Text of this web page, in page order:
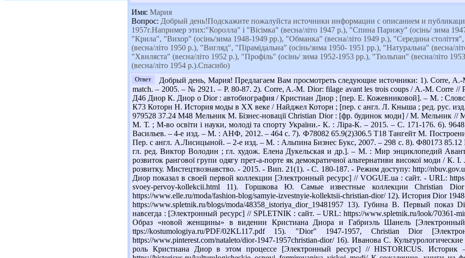
Имя: Мария
Вопрос: Добрый день!Подскажите пожалуйста источники информации с описанием и
1957г.Например этих:"Королла" і "Вісімка" (весна/літо 1947 р.), "Спина Парижу" (осінь/ зима
"Крила", "Вихор" (осінь/зима 1948-1949 рр.), "Обманка" (весна/літо 1949 р.), "Середина
(весна/літо 1950 р.), "Вигляд", "Пірамідальна" (осінь/зима 1950- 1951 рр.), "Натуральна" (весна/
"Хвиляста" (весна/літо 1952 р.), "Профіль" (осінь/ зима 1952-1953 рр.), "Тюльпан" (весна/літо
(весна/літо 1954 р.).Спасибо)
Ответ
Добрый день, Мария! Предлагаем Вам просмотреть следующие источники: 1). Corre,
match. – 2005. – № 2921. – P. 80-87. 2). Corre, A.-M. Dior: filage avant les trois coups / A.-M. Corre //
Д46 Диор К. Диор о Dior : автобиография / Кристиан Диор ; [пер. Е. Кожевниковой]. – М. :
К73 Которн Н. История моды в XX веке / Найджел Которн ; [пер. с англ. Л. Кныша ; ред. рус.
979528 37.24 М48 Мельник М. Бізнес-новації Christian Dior : [фр. будинок моди] / М. Мельник //
М. Т. ; М-во освіти і науки, молоді та спорту України.- К. : Ліра-К. – 2015. – С. 171-176. 6).
Васильев. – 4-е изд. – М. : АНФ, 2012. – 464 с. 7). Ф78082 65.9(2)306.5 Т18 Тангейт М.
Пер. с англ. А.Лисицыной. – 2-е изд. – М. : Альпина Бизнес Букс, 2007. – 298 с. 8). Ф80173
гл. ред. Виктор Володин ; гл. худож. Елена Дукельская и др.]. – М. : Мир энциклопедий
розвиток рангової групи одягу прет-а-порте як демократичної альтернативи високої моди / К.
розвитку. Мистецтвознавство. - 2015. - Вип. 21(1). - С. 180-187. - Режим доступу: http://
Диор показал в своей первой коллекции [Электронный ресурс] // VOGUE.ua : сайт. - URL:
svoey-pervoy-kollekcii.html 11). Горшкова Ю. Самые известные коллекции Christian
https://www.elle.ru/moda/fashion-blog/samyie-izvestnyie-kollektsii-christian-dior/ 12). История Dior
https://www.spletnik.ru/blogs/moda/48358_istoriya_dior_19481957 13). Губина В. Первый
навсегда : [Электронный ресурс] // SPLETNIK : сайт. – URL: https://www.spletnik.ru/look/70361-
Образ «новой женщины» в видении Кристиана Диора и Габриэль Шанель
ttps://kostumologiya.ru/PDF/02KL117.pdf 15). "Dior" 1947-1957, Christian Dior
https://www.pinterest.com/nataleto/dior-1947-1957christian-dior/ 16). Иванова С.
роль Кристиана Диор в этом процессе [Электронный ресурс] // HISTORICUS. Историк